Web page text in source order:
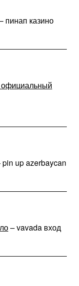
пинап казино
официальный
pin up azerbaycan
– vavada вход